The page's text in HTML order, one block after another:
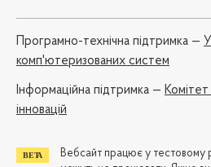
Програмно-технічна підтримка —
комп'ютеризованих систем
Iнформаційна підтримка —
інновацій
Вебсайт працює у тестовому